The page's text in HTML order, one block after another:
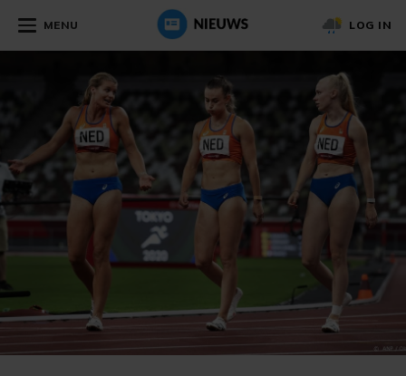
MENU LOG IN